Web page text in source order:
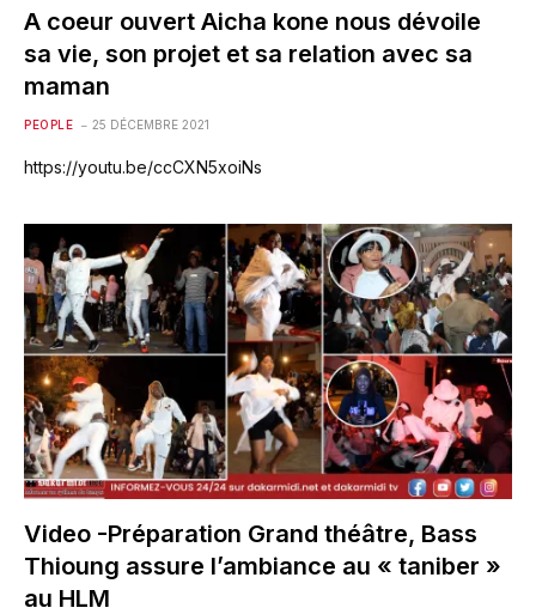
A coeur ouvert Aicha kone nous dévoile
sa vie, son projet et sa relation avec sa
maman
PEOPLE 25 DÉCEMBRE 2021
https://youtu.be/ccCXN5xoiNs
Video -Préparation Grand théâtre, Bass
Thioung assure l’ambiance au « taniber »
au HLM